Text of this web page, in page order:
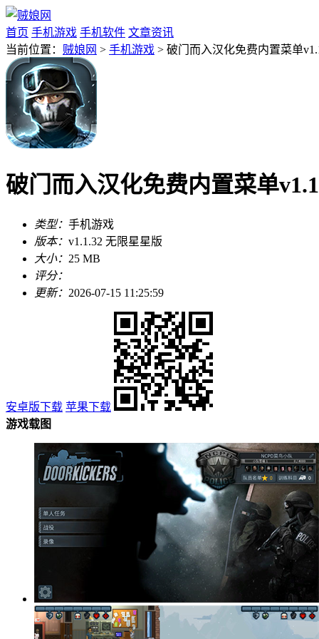
首页 手机游戏 手机软件 文章资讯
当前位置： 贼娘网 > 手机游戏 > 破门而入汉化免费内置菜单
破门而入汉化免费内置菜单
类型： 手机游戏
版本： v1.1.32 无限星星版
大小： 25 MB
评分：
更新： 2026-07-15 11:25:59
安卓版下载 苹果下载
游戏载图